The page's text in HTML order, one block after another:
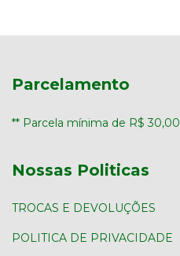
Parcelamento
** Parcela mínima de R$ 30,00
Nossas Politicas
TROCAS E DEVOLUÇÕES
POLITICA DE PRIVACIDADE